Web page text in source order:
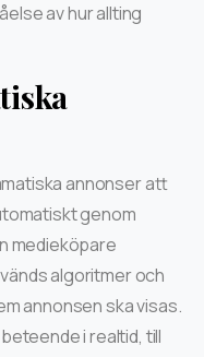
av hur allting
annonser att
genom
medieköpare
algoritmer och
annonsen ska visas.
i realtid, till